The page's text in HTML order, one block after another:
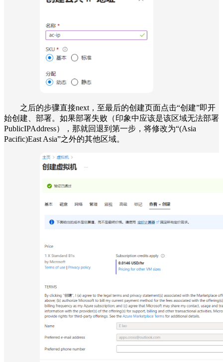
之后的步骤直接next，至最后的创建页面点击“创建”即开
始创建、部署。如果部署失败（印象中应该是该区域无法部署
PublicIPAddress），那就回退到第一步，将修改为“(Asia
Pacific)East Asia”之外的其他区域。